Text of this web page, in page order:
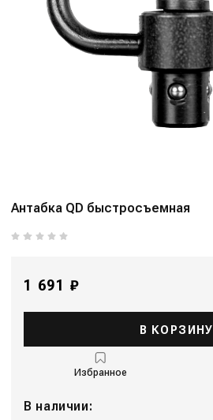
Антабка QD быстросъемная
1 691 ₽
В КОРЗИНУ
Избранное
В наличии: